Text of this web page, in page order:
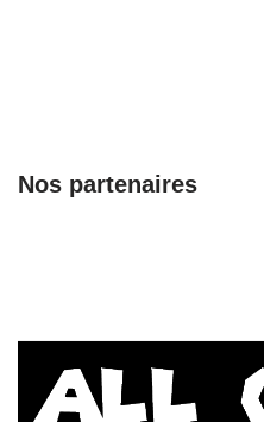
Nos partenaires